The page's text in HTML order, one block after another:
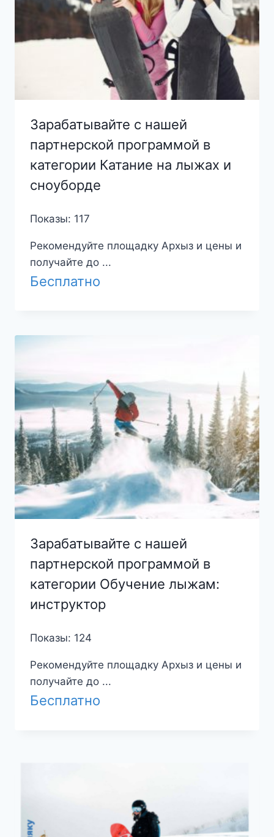
Зарабатывайте с нашей
партнерской программой в
категории Катание на лыжах и
сноуборде
Показы: 117
Рекомендуйте площадку Архыз и цены и
получайте до ...
Бесплатно
Зарабатывайте с нашей
партнерской программой в
категории Обучение лыжам:
инструктор
Показы: 124
Рекомендуйте площадку Архыз и цены и
получайте до ...
Бесплатно